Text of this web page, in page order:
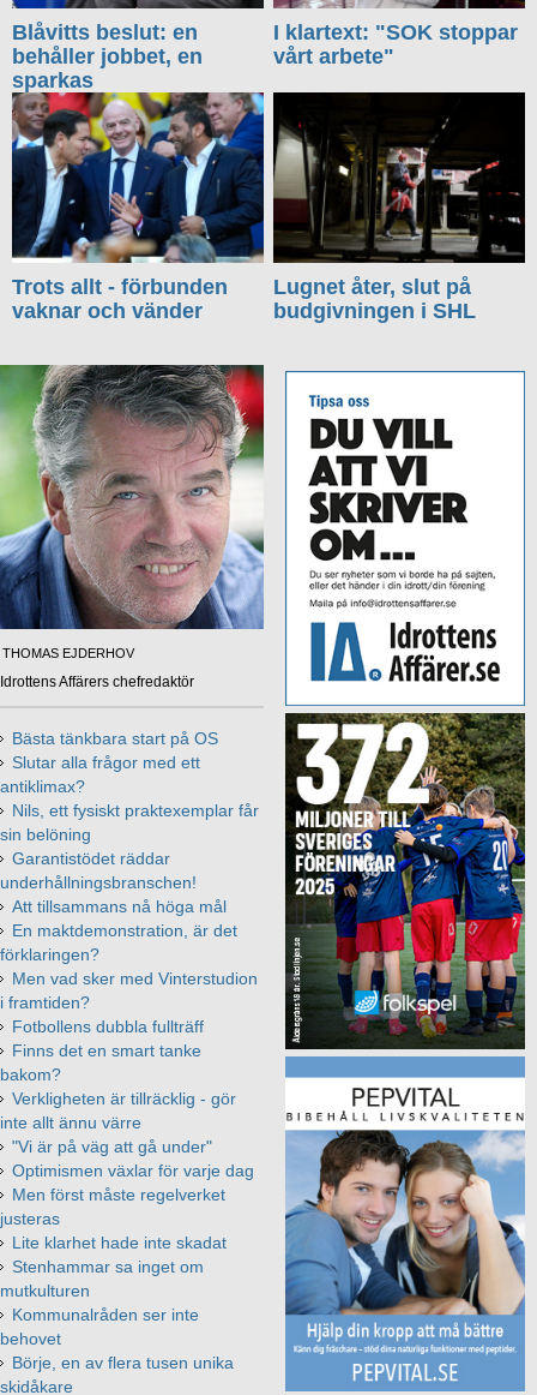
Blåvitts beslut: en
behåller jobbet, en
sparkas
I klartext: "SOK stoppar
vårt arbete"
Trots allt - förbunden
vaknar och vänder
Lugnet åter, slut på
budgivningen i SHL
THOMAS EJDERHOV
Idrottens Affärers chefredaktör
Bästa tänkbara start på OS
Slutar alla frågor med ett
antiklimax?
Nils, ett fysiskt praktexemplar får
sin belöning
Garantistödet räddar
underhållningsbranschen!
Att tillsammans nå höga mål
En maktdemonstration, är det
förklaringen?
Men vad sker med Vinterstudion
i framtiden?
Fotbollens dubbla fullträff
Finns det en smart tanke
bakom?
Verkligheten är tillräcklig - gör
inte allt ännu värre
"Vi är på väg att gå under"
Optimismen växlar för varje dag
Men först måste regelverket
justeras
Lite klarhet hade inte skadat
Stenhammar sa inget om
mutkulturen
Kommunalråden ser inte
behovet
Börje, en av flera tusen unika
skidåkare